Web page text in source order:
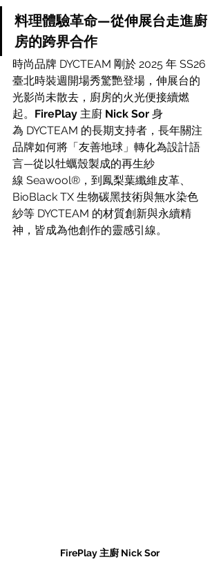
料理體驗革命—從伸展台走進廚
房的跨界合作
時尚品牌 DYCTEAM 剛於 2025 年 SS26
臺北時裝週開場秀驚艷登場，伸展台的
光影尚未散去，廚房的火光便接續燃
起。 FirePlay 主廚 Nick Sor 身
為 DYCTEAM 的長期支持者，長年關注
品牌如何將「友善地球」轉化為設計語
言—從以牡蠣殼製成的再生紗
線 Seawool®，到鳳梨葉纖維皮革、
BioBlack TX 生物碳黑技術與無水染色
紗等 DYCTEAM 的材質創新與永續精
神，皆成為他創作的靈感引線。
FirePlay 主廚 Nick Sor